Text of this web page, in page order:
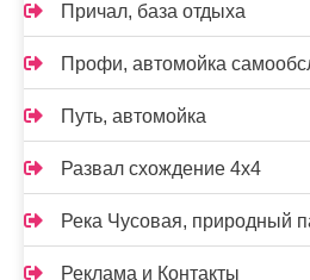
Причал, база отдыха
Профи, автомойка
Путь, автомойка
Развал схождение 4х4
Река Чусовая, природный
Реклама и Контакты